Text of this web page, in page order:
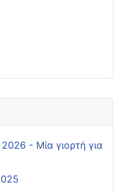
- Μία γιορτή για